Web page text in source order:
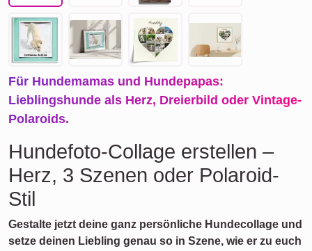
Für Hundemamas und Hundepapas:
Lieblingshunde als Herz, Dreierbild oder Vintage-
Polaroids.
Hundefoto-Collage erstellen –
Herz, 3 Szenen oder Polaroid-
Stil
Gestalte jetzt deine ganz persönliche Hundecollage und
setze deinen Liebling genau so in Szene, wie er zu euch